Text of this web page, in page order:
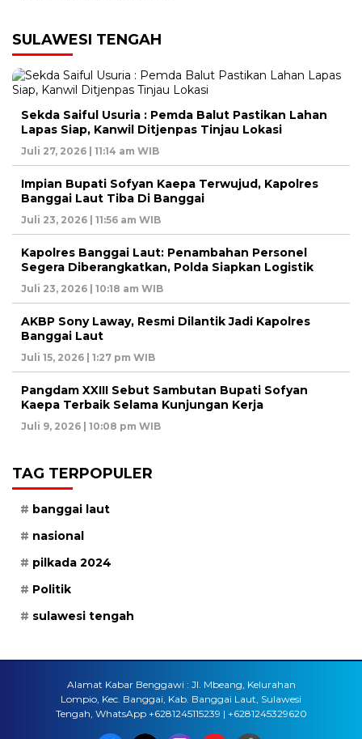
SULAWESI TENGAH
Sekda Saiful Usuria : Pemda Balut Pastikan Lahan
Lapas Siap, Kanwil Ditjenpas Tinjau Lokasi
Juli 27, 2026 | 11:14 am WIB
Impian Bupati Sofyan Kaepa Terwujud, Kapolres
Banggai Laut Tiba Di Banggai
Juli 23, 2026 | 11:56 am WIB
Kapolres Banggai Laut: Penambahan Personel
Segera Diberangkatkan, Polda Siapkan Logistik
Juli 23, 2026 | 10:18 am WIB
AKBP Sony Laway, Resmi Dilantik Jadi Kapolres
Banggai Laut
Juli 15, 2026 | 1:27 pm WIB
Pangdam XXIII Sebut Sambutan Bupati Sofyan
Kaepa Terbaik Selama Kunjungan Kerja
Juli 9, 2026 | 10:08 pm WIB
TAG TERPOPULER
banggai laut
nasional
pilkada 2024
Politik
sulawesi tengah
Alamat Kabar Benggawi : Jl. Mbeang, Kelurahan
Lompio, Kec. Banggai, Kab. Banggai Laut, Sulawesi
Tengah, WhatsApp +6281245115239 | +6281245329620